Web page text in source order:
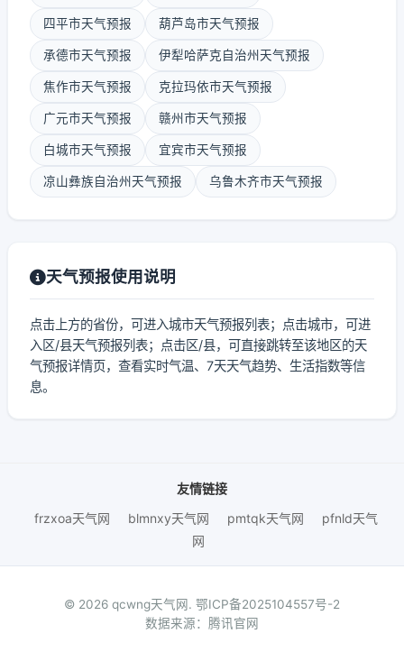
四平市天气预报 葫芦岛市天气预报
承德市天气预报 伊犁哈萨克自治州天气预报
焦作市天气预报 克拉玛依市天气预报
广元市天气预报 赣州市天气预报
白城市天气预报 宜宾市天气预报
凉山彝族自治州天气预报 乌鲁木齐市天气预报
天气预报使用说明
点击上方的省份，可进入城市天气预报列表；点击城市，可进
入区/县天气预报列表；点击区/县，可直接跳转至该地区的天
气预报详情页，查看实时气温、7天天气趋势、生活指数等信
息。
友情链接
frzxoa天气网
blmnxy天气网 pmtqk天气网
pfnld天气
网
© 2026 qcwng天气网. 鄂ICP备2025104557号-2
数据来源：腾讯官网